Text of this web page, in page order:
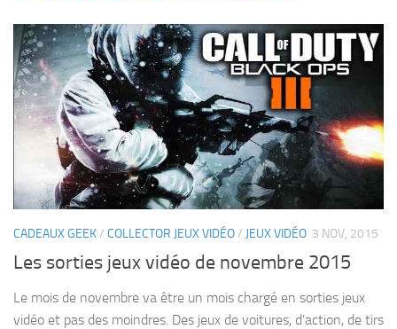
CADEAUX GEEK/ COLLECTOR JEUX VIDÉO/ JEUX VIDÉO 3 NOV, 2015
Les sorties jeux vidéo de novembre 2015
Le mois de novembre va être un mois chargé en sorties jeux
vidéo et pas des moindres. Des jeux de voitures, d’action, de tirs